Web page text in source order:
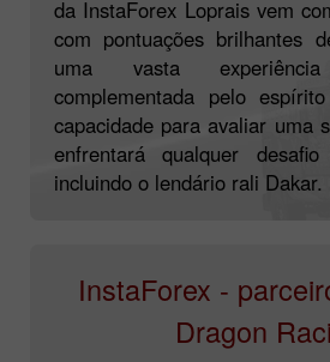
da InstaForex Loprais vem
com pontuações brilhantes
uma vasta
complementada pelo
capacidade para avaliar uma
enfrentará qualquer
incluindo o lendário rali Dakar.
InstaForex -
Dragon